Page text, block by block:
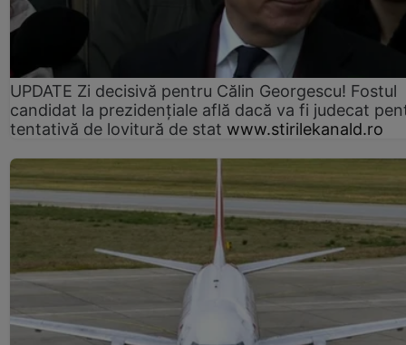
UPDATE Zi decisivă pentru Călin Georgescu! Fostul
candidat la prezidențiale află dacă va fi judecat
tentativă de lovitură de stat www.stirilekanald.ro